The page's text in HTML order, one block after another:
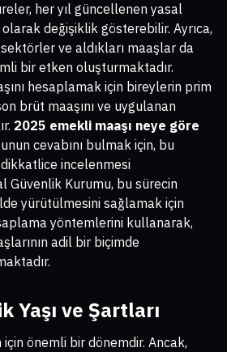
her yıl güncellenen yasal
değişiklik gösterebilir. Ayrıca,
sektörler ve aldıkları maaşlar da
bir etken oluşturmaktadır.
hesaplamak için bireylerin prim
brüt maaşını ve uygulanan
2025 emekli maaşı neye göre
cevabını bulmak için, bu
incelenmesi
Güvenlik Kurumu, bu sürecin
yürütülmesini sağlamak için
yöntemlerini kullanarak,
adil bir biçimde
Yaşı ve Şartları
önemli bir dönemdir. Ancak,